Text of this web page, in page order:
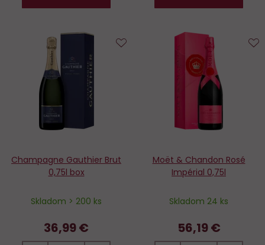
Champagne Gauthier Brut
0,75l box
Skladom > 200 ks
36,99 €
Moët & Chandon Rosé
Impérial 0,75l
Skladom 24 ks
56,19 €